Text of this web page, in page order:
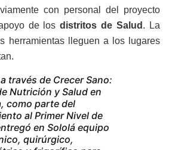
con personal del proyecto
de losdistritos de Salud . La
herramientas lleguen a los lugares
a través de Crecer Sano:
Nutrición y Salud en
como parte del
al Primer Nivel de
en Sololá equipo
quirúrgico,